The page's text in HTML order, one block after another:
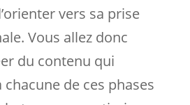
vers sa prise
Vous allez donc
du contenu qui
de ces phases